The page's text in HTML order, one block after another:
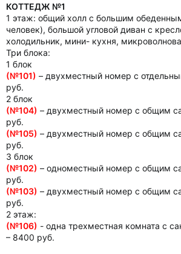
КОТТЕДЖ №1
1 этаж: общий холл с большим
человек), большой угловой диван с
холодильник, мини- кухня,
Три блока:
1 блок
(№101) – двухместный номер с
руб.
2 блок
(№104) – двухместный номер с общим
руб.
(№105) – двухместный номер с общим
руб.
3 блок
(№102) – одноместный номер с общим
руб.
(№103) – двухместный номер с общим
руб.
2 этаж:
(№106) - одна трехместная комната с
– 8400 руб.